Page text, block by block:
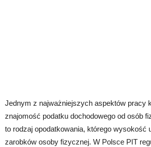
Jednym z najważniejszych aspektów pracy
znajomość podatku dochodowego od osób
to rodzaj opodatkowania, którego wysokość
zarobków osoby fizycznej. W Polsce PIT